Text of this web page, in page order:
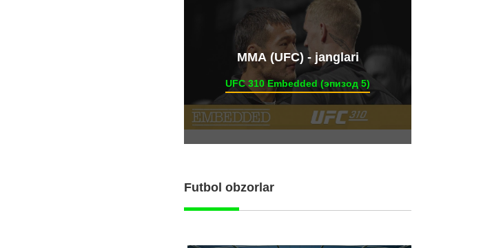
ММА (UFC) - janglari
UFC 310 Embedded (эпизод 5)
Futbol obzorlar